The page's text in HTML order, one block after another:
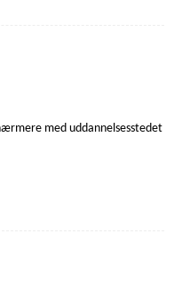
med uddannelsesstedet